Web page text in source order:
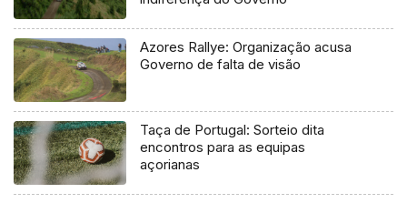
Azores Rallye: Organização acusa
Governo de falta de visão
Taça de Portugal: Sorteio dita
encontros para as equipas
açorianas